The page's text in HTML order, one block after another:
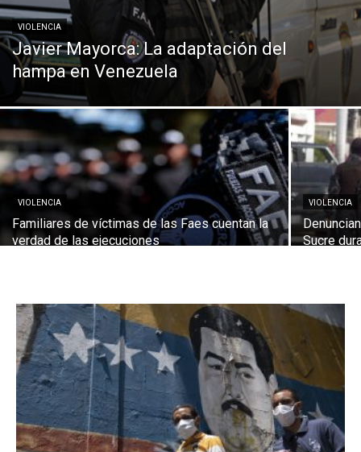
VIOLENCIA
Javier Mayorca: La adaptación del
hampa en Venezuela
VIOLENCIA
Familiares de víctimas de las Faes cuentan la
verdad de las ejecuciones
VIOLENCIA
Sucre